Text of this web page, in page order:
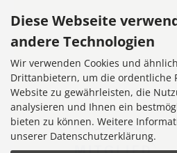
7,356
Diese Webseite
andere Technologien
Wir verwenden Cookies und
Drittanbietern, um die ordentliche
Website zu gewährleisten, die
analysieren und Ihnen ein
bieten zu können. Weitere
unserer Datenschutzerklärung.